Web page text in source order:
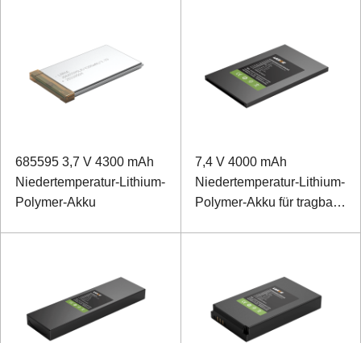
685595 3,7 V 4300 mAh
Niedertemperatur-Lithium-
Polymer-Akku
7,4 V 4000 mAh
Niedertemperatur-Lithium-
Polymer-Akku für tragbare